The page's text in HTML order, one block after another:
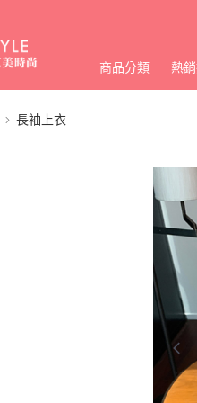
商品分類 熱
長袖上衣